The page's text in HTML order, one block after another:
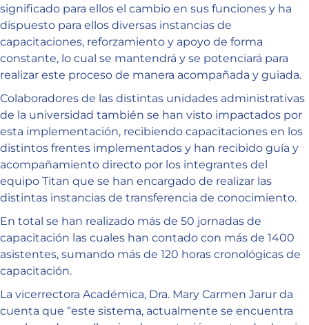
significado para ellos el cambio en sus funciones y ha
dispuesto para ellos diversas instancias de
capacitaciones, reforzamiento y apoyo de forma
constante, lo cual se mantendrá y se potenciará para
realizar este proceso de manera acompañada y guiada.
Colaboradores de las distintas unidades administrativas
de la universidad también se han visto impactados por
esta implementación, recibiendo capacitaciones en los
distintos frentes implementados y han recibido guía y
acompañamiento directo por los integrantes del
equipo Titan que se han encargado de realizar las
distintas instancias de transferencia de conocimiento.
En total se han realizado más de 50 jornadas de
capacitación las cuales han contado con más de 1400
asistentes, sumando más de 120 horas cronológicas de
capacitación.
La vicerrectora Académica, Dra. Mary Carmen Jarur da
cuenta que “este sistema, actualmente se encuentra